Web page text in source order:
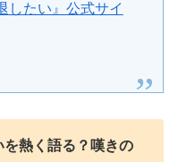
したい』公式サイ
熱く語る？嘆きの